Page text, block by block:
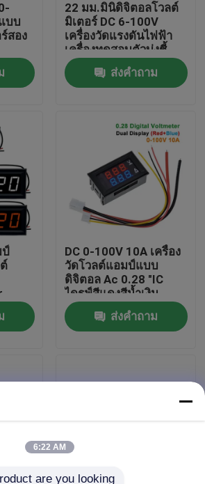
พ
ขยายเสียง
บบ
สอง
22 มม.มินิดิจิตอลโวลต์
มิเตอร์ DC 6-100V
เครื่องวัดแรงดันไฟฟ้า
เครื่องทดสอบตัวบ่งชี้
โคมไฟนำร่องแสง
ส่งคำถาม
DC 0-100V 10A เครื่อง
วัดโวลต์แอมป์แบบ
ดิจิตอล Ac 0.28 "IC
ไดรฟ์สีแดงสีน้ำเงิน
ส่งคำถาม
6:22 AM
are you looking